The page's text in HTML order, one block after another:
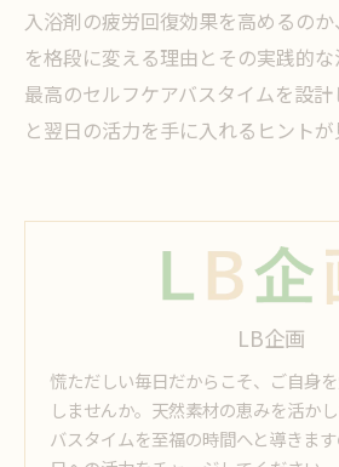
入浴剤の疲労回復効果を高めるの
を格段に変える理由とその実践的な
最高のセルフケアバスタイムを設
と翌日の活力を手に入れるヒントが
LB企画
慌ただしい毎日だからこそ、ご自身
しませんか。天然素材の恵みを活か
バスタイムを至福の時間へと導きま